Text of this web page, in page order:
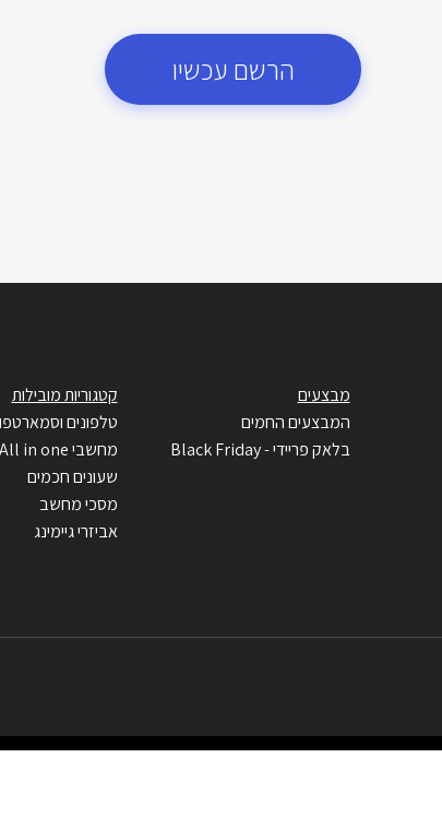
הרשם עכשיו
מבצעים
המבצעים החמים
בלאק פריידי - Black Friday
קטגוריות מובילות
טלפונים
מחשבי All in one
שעונים חכמים
מסכי מחשב
אביזרי גיימינג